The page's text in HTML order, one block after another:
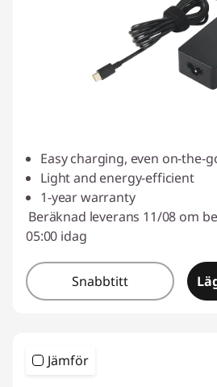
Easy charging, even on-the-
Light and energy-efficient
1-year warranty
Beräknad leverans 11/08 om
05:00 idag
Snabbtitt
Jämför